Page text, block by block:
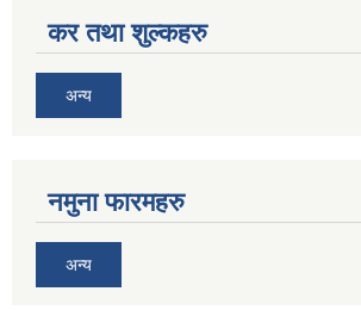
कर तथा शुल्कहरु
अन्य
नमुना फारमहरु
अन्य